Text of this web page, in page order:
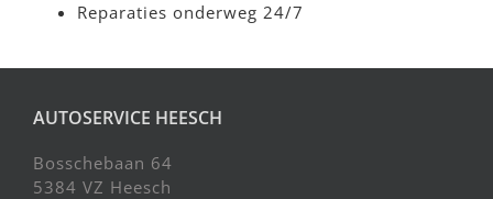
Reparaties onderweg 24/7
AUTOSERVICE HEESCH
Bosschebaan 64
5384 VZ Heesch